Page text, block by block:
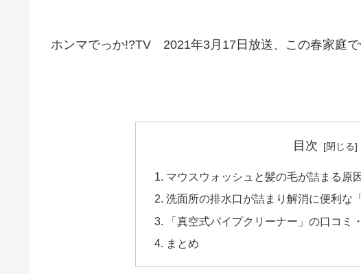
ホンマでっか!?TV 2021年3月17日放送、この春家庭で
目次
マウスウォッシュと髪の毛が詰まる原
洗面所の排水口が詰まり解消に便利な
「真空式パイプクリーナー」の口コミ
まとめ